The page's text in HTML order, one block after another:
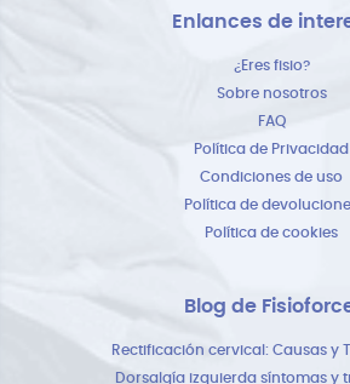
Enlances de
¿Eres fisio?
Sobre nosotros
FAQ
Política de Privacidad
Condiciones de uso
Política de
Política de cookies
Blog de
Rectificación cervical: Causas y
Dorsalgía izquierda síntomas y